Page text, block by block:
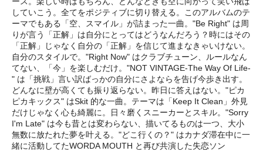
していこう。全てをポジティブに切り替える。このアルバムのテ
ーマでもある「空、スマイル」が詰まった一曲。"Be Right" は周
りが言う「正解」は自分にとってはどうなんだろう？時にはその
「正解」じゃなく自分の「正解」を信じて進まなきゃいけない。
自分のスタイルで。"Right Now" はクラブチューン、ルールなん
てない、「今」を楽しむだけ。"NOT VINTAGE-The Way Of Life-
" は「挑戦」言い訳ばっかの自分にさよならを告げ今歩き出す。
どんなに壁が高くても振り返らない。昨日に答えはない。"ピカ
ピカキックス" はSkit 的な一曲。テーマは「Keep It Clean」外見
だけじゃなく心も綺麗に。日々磨くスニーカーとスキル。"Sorry
I'm Late" は今も昔とは変わらない、描いてるものは一つ、大小
無数に放たれた夢を叶える。"どこ行くの？" はカナダ滞在中に一
緒に活動してたWORDA MOUTH と再び共演した失恋ソン